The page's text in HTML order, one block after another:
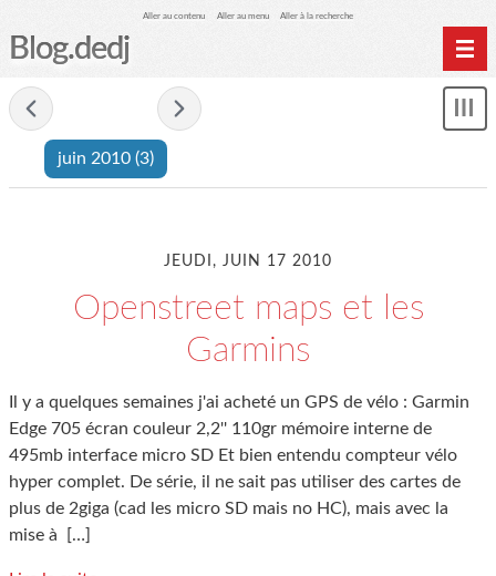
Aller au contenu Aller au menu Aller à la recherche
Blog.dedj
juin 2010 (3)
JEUDI, JUIN 17 2010
Openstreet maps et les
Garmins
Il y a quelques semaines j'ai acheté un GPS de vélo : Garmin
Edge 705 écran couleur 2,2'' 110gr mémoire interne de
495mb interface micro SD Et bien entendu compteur vélo
hyper complet. De série, il ne sait pas utiliser des cartes de
plus de 2giga (cad les micro SD mais no HC), mais avec la
mise à
[…]